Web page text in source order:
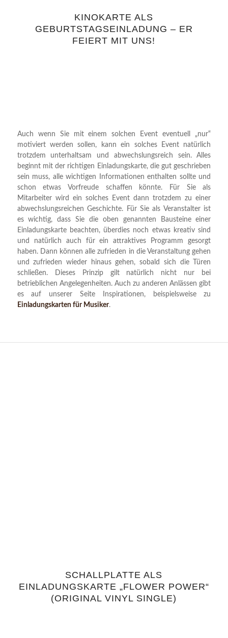
KINOKARTE ALS
GEBURTSTAGSEINLADUNG – ER
FEIERT MIT UNS!
Auch wenn Sie mit einem solchen Event eventuell „nur“
motiviert werden sollen, kann ein solches Event natürlich
trotzdem unterhaltsam und abwechslungsreich sein. Alles
beginnt mit der richtigen Einladungskarte, die gut geschrieben
sein muss, alle wichtigen Informationen enthalten sollte und
schon etwas Vorfreude schaffen könnte. Für Sie als
Mitarbeiter wird ein solches Event dann trotzdem zu einer
abwechslungsreichen Geschichte. Für Sie als Veranstalter ist
es wichtig, dass Sie die oben genannten Bausteine einer
Einladungskarte beachten, überdies noch etwas kreativ sind
und natürlich auch für ein attraktives Programm gesorgt
haben. Dann können alle zufrieden in die Veranstaltung gehen
und zufrieden wieder hinaus gehen, sobald sich die Türen
schließen. Dieses Prinzip gilt natürlich nicht nur bei
betrieblichen Angelegenheiten. Auch zu anderen Anlässen gibt
es auf unserer Seite Inspirationen, beispielsweise zu
Einladungskarten für Musiker.
4.43
SCHALLPLATTE ALS
EINLADUNGSKARTE „FLOWER POWER“
(ORIGINAL VINYL SINGLE)